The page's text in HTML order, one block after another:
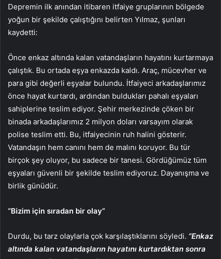
Depremin ilk anından itibaren itfaiye gruplarının bölgede
yoğun bir şekilde çalıştığını belirten Yılmaz, şunları
kaydetti:
Önce enkaz altında kalan vatandaşların hayatını kurtarmaya
çalıştık. Bu ortada eşya enkazda kaldı. Araç, mücevher ve
para gibi değerli eşyalar bulundu. İtfaiyeci arkadaşlarımız
önce hayat kurtardı, ardından buldukları pahalı eşyaları
sahiplerine teslim ediyor. Şehir merkezinde çöken bir
binada arkadaşlarımız 2 milyon doları varsayım olarak
polise teslim etti. Bu, itfaiyecinin ruh halini gösterir.
Vatandaşın hem canını hem de malını koruyor. Bu tür
birçok şey oluyor, bu sadece bir tanesi. Gördüğümüz tüm
eşyaları güvenli bir şekilde teslim ediyoruz. Dayanışma ve
birlik günüdür.
“Bizim için sıradan bir olay”
Durdu, bu tarz olaylarla çok karşılaştıklarını söyledi. “Enkaz
altında kalan vatandaşların hayatını kurtardıktan sonra